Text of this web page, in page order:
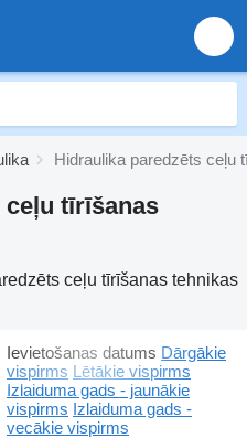
Hidraulika paredzēts ceļu
ceļu tīrīšanas
ceļu tīrīšanas tehnikas
Ievietošanas datums Dārgākie
vispirms Lētākie vispirms
Izlaiduma gads - jaunākie
vispirms Izlaiduma gads -
vecākie vispirms